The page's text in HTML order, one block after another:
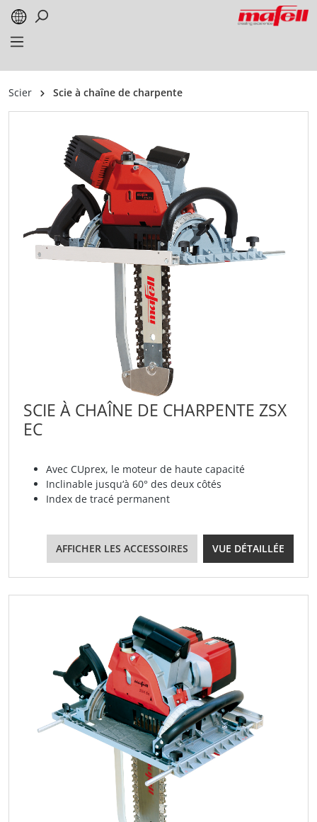
springen
Scier Scie à chaîne de charpente
SCIE À CHAÎNE DE CHARPENTE ZSX
EC
Avec CUprex, le moteur de haute capacité
Inclinable jusqu‘à 60° des deux côtés
Index de tracé permanent
AFFICHER LES ACCESSOIRES VUE DÉTAILLÉE